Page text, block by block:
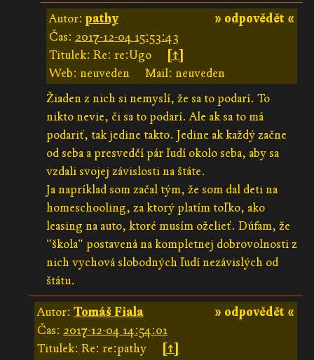
» odpovědět «
Autor: pathy
Čas: 2017-12-04 15:53:43
Titulek: Re: re:Ugo
[↑]
Web: neuveden
Mail: neuveden
Žiaden z nich si nemyslí, že sa to podarí. To
nikto nevie, či sa to podarí. Ale ak sa to má
podariť, tak jedine takto. Jedine ak každý začne
od seba a presvedčí pár ľudí okolo seba, aby sa
vzdali svojej závislosti na štáte.
Ja napríklad som začal tým, že som dal deti na
homeschooling, za ktorý platím toľko, ako
leasing na auto, ktoré musím oželieť. Dúfam, že
"škola" postavená na kompletnej dobrovolnosti z
nich vychová slobodných ľudí nezávislých od
štátu.
» odpovědět «
Autor: Tomáš Fiala
Čas: 2017-12-04 14:54:01
Titulek: Re: re:pathy
[↑]